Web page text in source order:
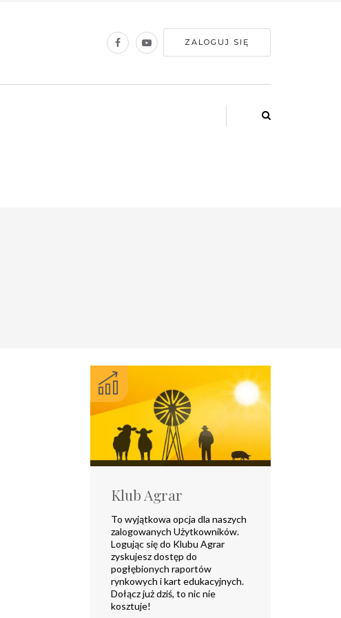
ZALOGUJ SIĘ
Klub Agrar
To wyjątkowa opcja dla naszych
zalogowanych Użytkowników.
Logując się do Klubu Agrar
zyskujesz dostęp do
pogłębionych raportów
rynkowych i kart edukacyjnych.
Dołącz już dziś, to nic nie
kosztuje!